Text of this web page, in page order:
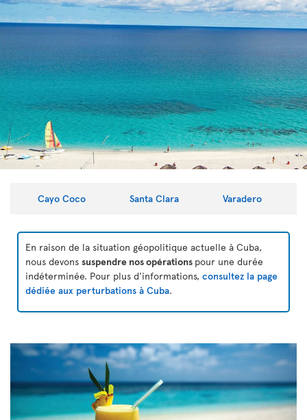
Cayo Coco Santa Clara Varadero
En raison de la situation géopolitique actuelle à Cuba,
nous devons suspendre nos opérations pour une durée
indéterminée. Pour plus d'informations, consultez la page
dédiée aux perturbations à Cuba.